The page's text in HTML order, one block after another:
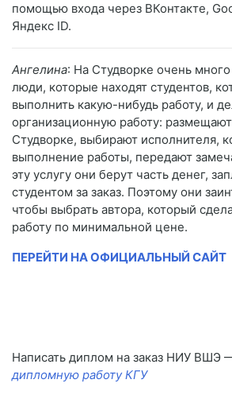
помощью входа через ВКонтакте,
Яндекс ID.
Ангелина: На Студворке очень
люди, которые находят студентов,
выполнить какую-нибудь работу, и
организационную работу: размещают
Студворке, выбирают исполнителя,
выполнение работы, передают
эту услугу они берут часть денег,
студентом за заказ. Поэтому они
чтобы выбрать автора, который
работу по минимальной цене.
ПЕРЕЙТИ НА ОФИЦИАЛЬНЫЙ САЙТ
Написать диплом на заказ НИУ ВШЭ
дипломную работу КГУ